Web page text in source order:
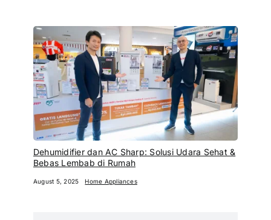
Dehumidifier dan AC Sharp: Solusi Udara Sehat &
Bebas Lembab di Rumah
August 5, 2025 Home Appliances